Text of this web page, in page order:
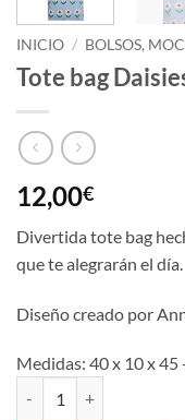
INICIO / BOLSOS,
Tote bag
12,00€
Divertida tote bag
que te alegrarán el día.
Diseño creado por
Medidas: 40 x 10 x 45